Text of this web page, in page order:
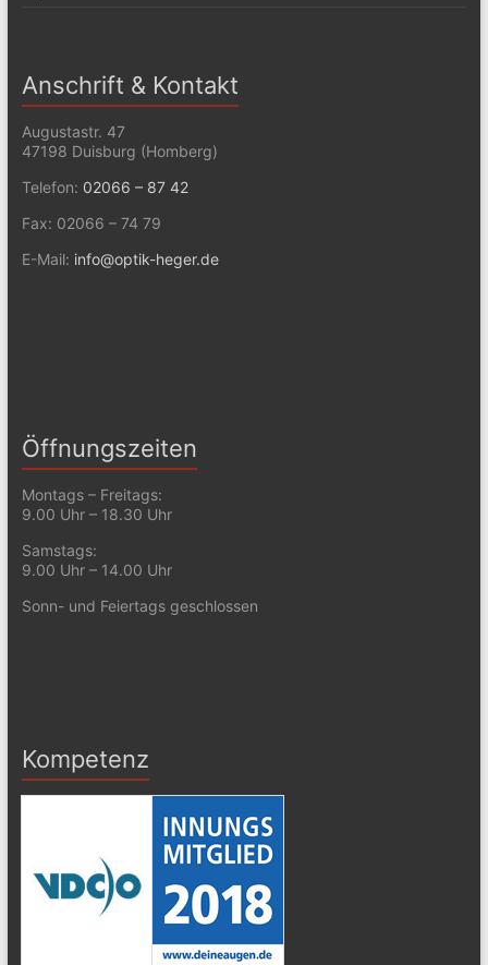
Anschrift & Kontakt
Augustastr. 47
47198 Duisburg (Homberg)
Telefon: 02066 – 87 42
Fax: 02066 – 74 79
E-Mail: info@optik-heger.de
Öffnungszeiten
Montags – Freitags:
9.00 Uhr – 18.30 Uhr
Samstags:
9.00 Uhr – 14.00 Uhr
Sonn- und Feiertags geschlossen
Kompetenz